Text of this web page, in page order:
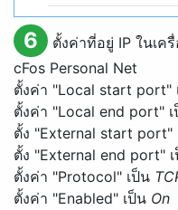
6
ตั้งค่าที่อยู่ IP ในเค
cFos Personal Net
ตั้งค่า "Local start port"
ตั้งค่า "Local end port"
ตั้ง "External start port"
ตั้ง "External end port"
ตั้งค่า "Protocol" เป็น
ตั้งค่า "Enabled" เป็น On